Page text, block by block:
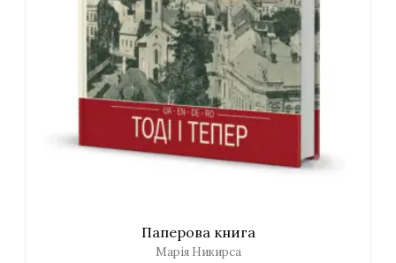
Паперова книга
Марія Никирса